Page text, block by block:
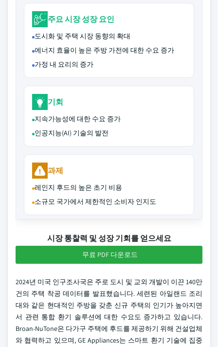
주요 시장 성장 요인
도시화 및 주택 시장 동향의 확대
에너지 효율이 높은 주방 가전에 대한 수요 증가
가정 내 요리의 증가
기회
지속가능성에 대한 수요 증가
인공지능(AI) 기술의 발전
과제
레인지 후드의 높은 초기 비용
소규모 국가에서 제한적인 소비자 인지도
시장 통찰력 및 성장 기회를 얻으세요
무료 PDF 다운로드
2024년 미국 인구조사국은 주로 도시 및 교외 개발이 이끈 140만
건의 주택 착공 데이터를 발표했습니다. 세련된 아일랜드 조리
대와 같은 현대적인 주방을 갖춘 신규 주택의 인기가 높아지면
서 관련 통합 환기 솔루션에 대한 수요도 증가하고 있습니다.
Broan-NuTone은 다가구 주택에 후드를 제공하기 위해 건설업체
와 협력하고 있으며, GE Appliances는 스마트 환기 기술에 집중